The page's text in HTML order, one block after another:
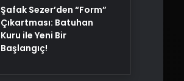
Şafak Sezer’den “Form”
Çıkartması: Batuhan
Kuru ile Yeni Bir
Başlangıç!